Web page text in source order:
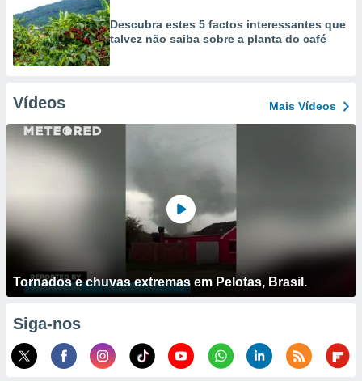
Descubra estes 5 factos interessantes que
talvez não saiba sobre a planta do café
Vídeos Mais Vídeos
Tornados e chuvas extremas em Pelotas, Brasil.
Siga-nos